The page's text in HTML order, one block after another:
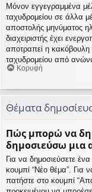
Μόνον εγγεγραμμένα
ταχυδρομείου σε άλλα
αποστολής μηνύματος
διαχειριστής έχει
αποτραπεί η κακόβουλη
ταχυδρομείου από
Κορυφή
Θέματα
Πώς μπορώ να
δημοσιεύσω μια
Για να δημοσιεύσετε
κουμπί “Νέο θέμα”. Για
πατήστε στο κουμπί